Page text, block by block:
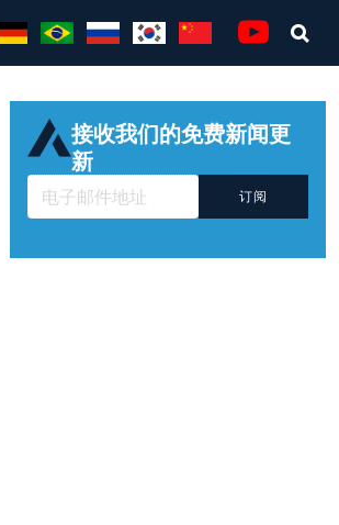
接收我们的免费新闻更
新
订阅